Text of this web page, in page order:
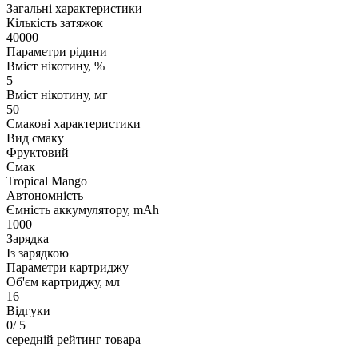
Загальні характеристики
Кількість затяжок
40000
Параметри рідини
Вміст нікотину, %
5
Вміст нікотину, мг
50
Смакові характеристики
Вид смаку
Фруктовий
Смак
Tropical Mango
Автономність
Ємність аккумулятору, mAh
1000
Зарядка
Із зарядкою
Параметри картриджу
Об'єм картриджу, мл
16
Відгуки
0/ 5
середній рейтинг товара